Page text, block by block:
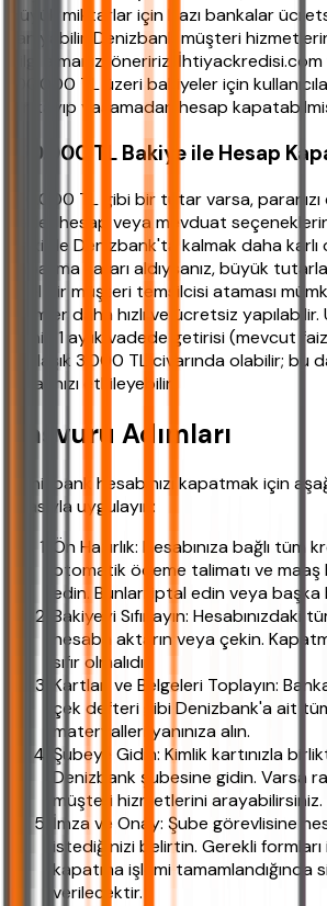
büyük miktarlar için bazı bankalar
tanıyabilir. Denizbank müşteri
bilgi almanızı öneririz.
100.000 TL üzeri bakiyeler için
bir kayıp yaşamadan hesap
150.000 TL Bakiye ile Hesap
150.000 TL gibi bir tutar varsa,
vadeli hesap veya mevduat
Belki de Denizbank'ta kalmak daha
kapatma kararı aldıysanız, büyük
özel bir müşteri temsilcisi ataması
işlemler daha hızlı ve ücretsiz
TL'nin 1 aylık vadede getirisi (mevcut
yaklaşık 3.000 TL civarında olabilir; bu
kararınızı etkileyebilir.
Başvuru Adımları
Denizbank hesabınızı kapatmak için
sırasıyla uygulayın:
Ön Hazırlık: Hesabınıza bağlı tüm
otomatik ödeme talimatı ve
edin. Bunları iptal edin veya başka
Bakiyeyi Sıfırlayın: Hesabınızdaki
hesaba aktarın veya çekin.
sıfır olmalıdır.
Kartları ve Belgeleri Toplayın:
çek defteri gibi Denizbank'a ait
materyalleri yanınıza alın.
Şubeye Gidin: Kimlik kartınızla
Denizbank şubesine gidin. Varsa
müşteri hizmetlerini arayabilirsiniz.
İmza ve Onay: Şube görevlisine
istediğinizi belirtin. Gerekli formları
kapatma işlemi tamamlandığında
verilecektir.